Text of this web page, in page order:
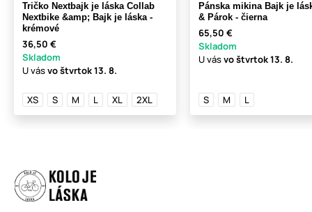
Tričko Nextbajk je láska Collab
Nextbike &amp; Bajk je láska -
krémové
36,50 €
Skladom
U vásvo štvrtok13. 8.
XS S M L XL 2XL
Pánska mikina Bajk je
& Párok - čierna
65,50 €
Skladom
U vásvo štvrtok13. 8.
S M L